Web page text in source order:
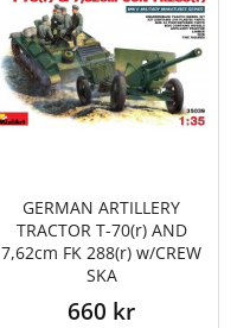
GERMAN ARTILLERY
TRACTOR T-70(r) AND
7,62cm FK 288(r) w/CREW
SKA
660 kr